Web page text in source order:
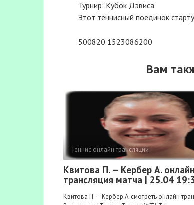
Турнир: Кубок Дэвиса
Этот теннисный поединок
500820 1523086200
Вам
Теннис онлайн трансляции
Квитова П. — Кербер А. онлайн
трансляция матча | 25.04
Квитова П. — Кербер А. смотреть онлайн